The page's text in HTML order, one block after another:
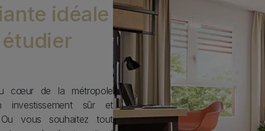
idéale
cœur de la métropole
investissement sûr et
Ou vous souhaitez tout